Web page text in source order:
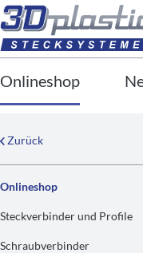
Onlineshop
Zurück
Onlineshop
Steckverbinder und Profile
Schraubverbinder